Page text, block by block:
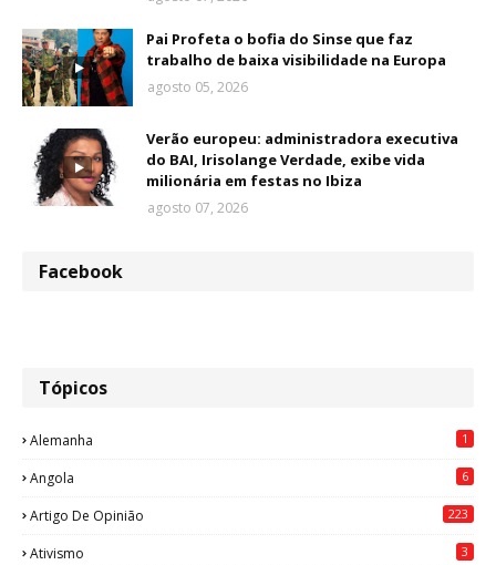
Pai Profeta o bofia do Sinse que faz
trabalho de baixa visibilidade na Europa
agosto 05, 2026
Verão europeu: administradora executiva
do BAI, Irisolange Verdade, exibe vida
milionária em festas no Ibiza
agosto 07, 2026
Facebook
Tópicos
Alemanha 1
Angola 6
Artigo De Opinião 223
Ativismo 3